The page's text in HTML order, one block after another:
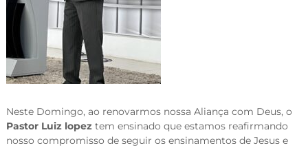
Neste Domingo, ao renovarmos nossa Aliança com Deus, o
Pastor Luiz lopeztem ensinado que estamos reafirmando
nosso compromisso de seguir os ensinamentos de Jesus e